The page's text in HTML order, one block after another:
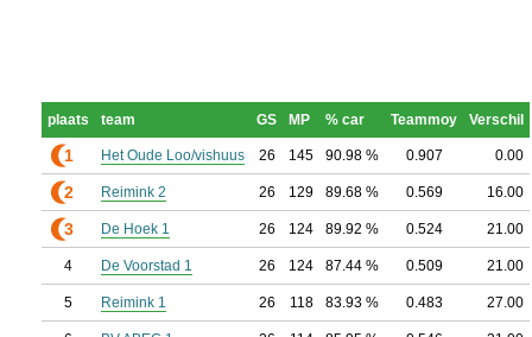
plaats team GS MP % car Teammoy Verschil
1 Het Oude Loo/vishuus 26 145 90.98 % 0.907 0.00
2 Reimink 2 26 129 89.68 % 0.569 16.00
3 De Hoek 1 26 124 89.92 % 0.524 21.00
4 De Voorstad 1 26 124 87.44 % 0.509 21.00
5 Reimink 1 26 118 83.93 % 0.483 27.00